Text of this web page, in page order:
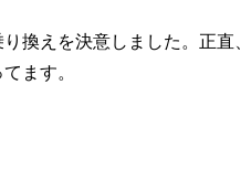
換えを決意しました。正直
ます。